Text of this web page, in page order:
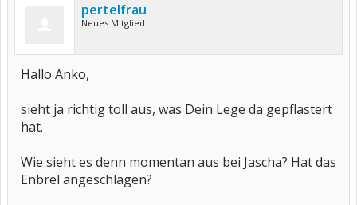
pertelfrau
Neues Mitglied
Hallo Anko,
sieht ja richtig toll aus, was Dein Lege da gepflastert
hat.
Wie sieht es denn momentan aus bei Jascha? Hat das
Enbrel angeschlagen?